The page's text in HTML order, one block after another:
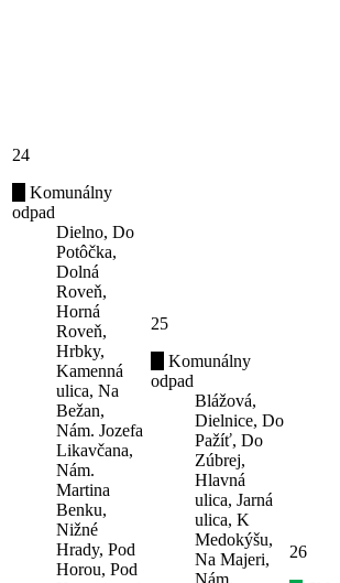
24
Komunálny
odpad
Dielno, Do
Potôčka,
Dolná
Roveň,
Horná
Roveň,
Hrbky,
Kamenná
ulica, Na
Bežan,
Nám. Jozefa
Likavčana,
Nám.
Martina
Benku,
Nižné
Hrady, Pod
Horou, Pod
25
Komunálny
odpad
Blážová,
Dielnice, Do
Pažíť, Do
Zúbrej,
Hlavná
ulica, Jarná
ulica, K
Medokýšu,
Na Majeri,
Nám.
26